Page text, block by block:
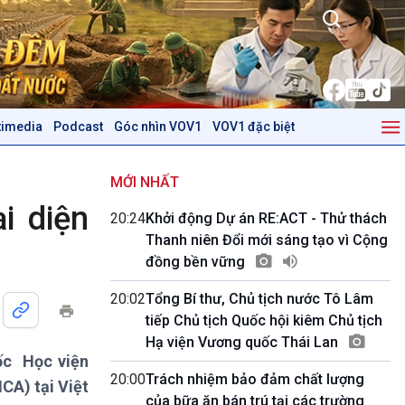
Podcast Góc nhìn VOV1 VOV1 đặc biệt
Trước giờ mở cửa
Dòng chảy Kinh tế
Tuyên chiến với gian lận
thương mại
Mùa vàng
Biển đảo Việt Nam
Tâm tình biên giới và hải
Tìm hiểu biển, đảo Việt
Nam
Podcast
Góc nhìn VOV1
Bình luận
diện
Học viện
tại Việt
MỚI NHẤT
20:24Khởi động Dự án RE:ACT - Thử thách
Thanh niên Đổi mới sáng tạo vì Cộng
đồng bền vững
20:02Tổng Bí thư, Chủ tịch nước Tô Lâm
tiếp Chủ tịch Quốc hội kiêm Chủ tịch
Hạ viện Vương quốc Thái Lan
20:00Trách nhiệm bảo đảm chất lượng
của bữa ăn bán trú tại các trường